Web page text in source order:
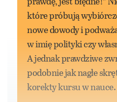
które próbują
nowe dowody i
w imię polityki czy
A jednak prawdziwe
podobnie jak nagłe
korekty kursu w nauce.